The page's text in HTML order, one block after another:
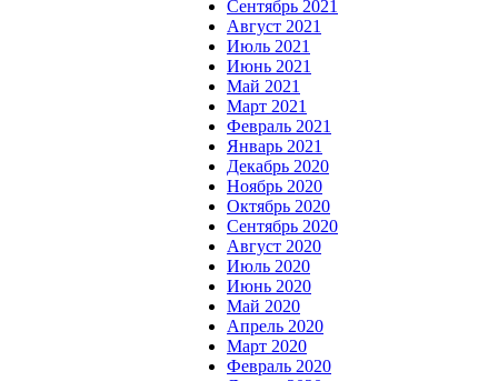
Сентябрь 2021
Август 2021
Июль 2021
Июнь 2021
Май 2021
Март 2021
Февраль 2021
Январь 2021
Декабрь 2020
Ноябрь 2020
Октябрь 2020
Сентябрь 2020
Август 2020
Июль 2020
Июнь 2020
Май 2020
Апрель 2020
Март 2020
Февраль 2020